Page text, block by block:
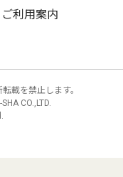
利用案内
載を禁止します。
CO.,LTD.